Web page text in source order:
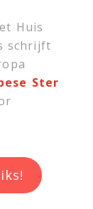
Huis
schrijft
Ster